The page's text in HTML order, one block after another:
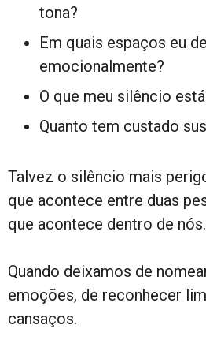
tona?
Em quais espaços eu
emocionalmente?
O que meu silêncio
Quanto tem custado
Talvez o silêncio mais
que acontece entre duas
que acontece dentro de nós.
Quando deixamos de
emoções, de reconhecer
cansaços.